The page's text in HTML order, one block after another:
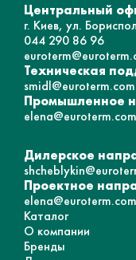
Центральный
г. Киев, ул.
044 290 86 96
Техническая
Промышленное
Дилерское
Проектное
Каталог
О компании
Бренды